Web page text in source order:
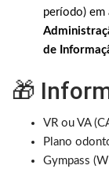
período) em
de
🎁
VR ou VA
Plano
Gympass